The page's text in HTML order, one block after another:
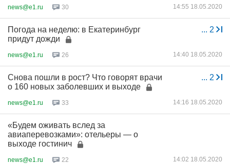
news@e1.ru 30 14:55 18.05.2020
... 2
Погода на неделю: в Екатеринбург
придут дожди
news@e1.ru 26 14:40 18.05.2020
... 2
Снова пошли в рост? Что говорят врачи
о 160 новых заболевших и выходе
news@e1.ru 33 14:16 18.05.2020
«Будем оживать вслед за
авиаперевозками»: отельеры — о
выходе гостинич
news@e1.ru 22 14:02 18.05.2020